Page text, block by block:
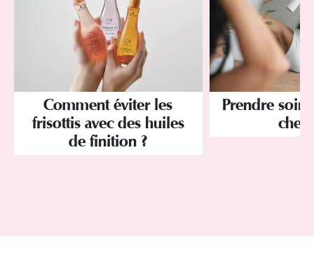
Comment éviter les
frisottis avec des huiles
de finition ?
Prendre soin